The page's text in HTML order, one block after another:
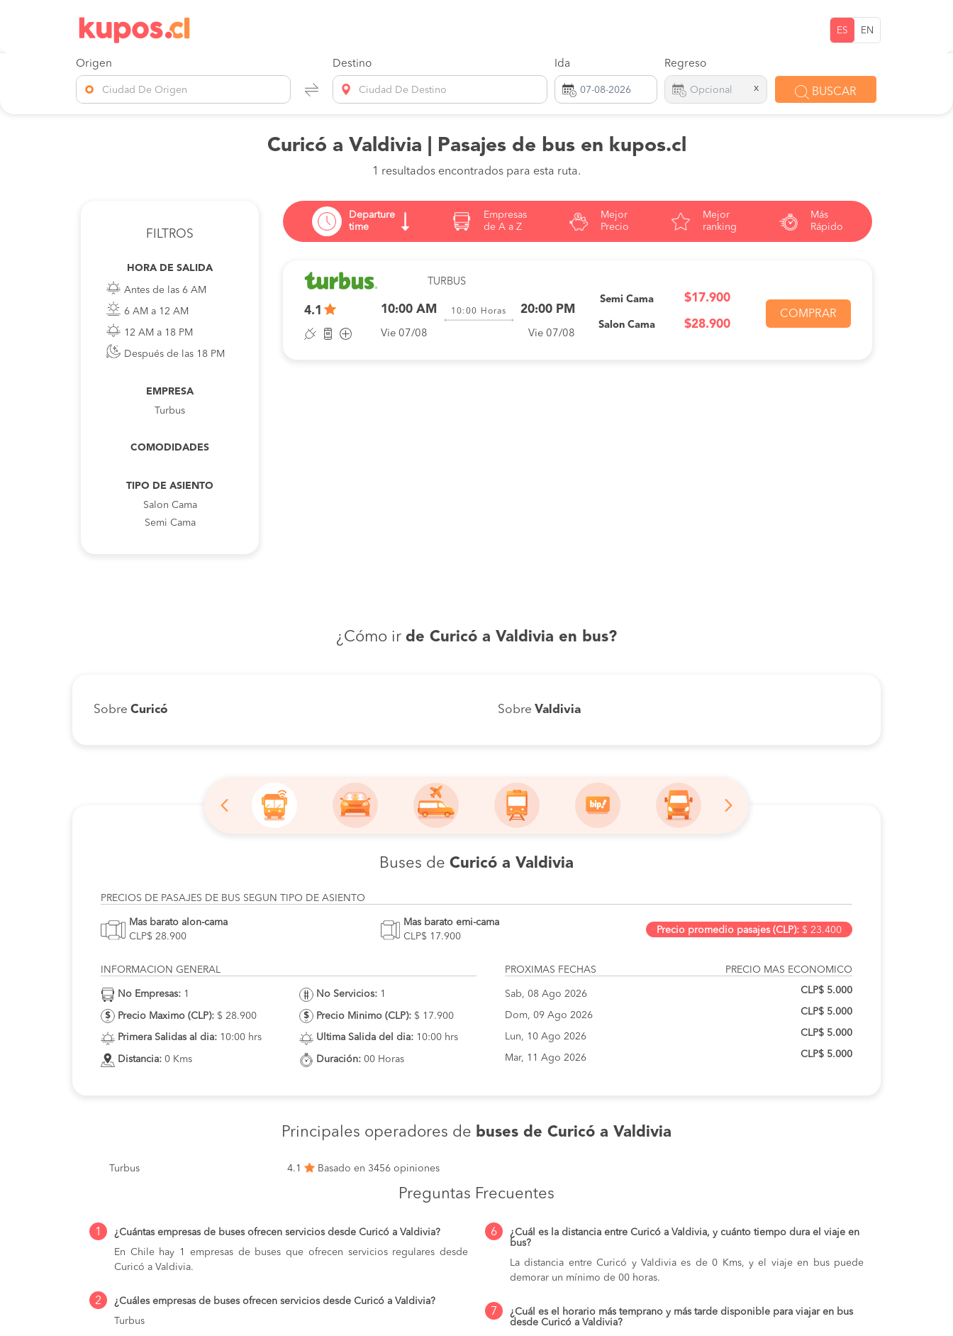
ES EN
Origen
Ciudad De Origen
Destino
Ciudad De Destino
Ida Regreso
x BUSCAR
Curicó a Valdivia | Pasajes de bus en kupos.cl
1 resultados encontrados para esta ruta.
FILTROS
HORA DE SALIDA
Antes de las 6 AM
6 AM a 12 AM
12 AM a 18 PM
Después de las 18 PM
EMPRESA
Turbus
COMODIDADES
TIPO DE ASIENTO
Salon Cama
Semi Cama
Departure
time
Empresas
de A a Z
Mejor
Precio
Mejor
ranking
Más
Rápido
TURBUS
4.1 10:00 AM 10:00 Horas 20:00 PM
Vie 07/08 Vie 07/08
Semi Cama
Salon Cama
$17.900
$28.900
COMPRAR
¿Cómo ir de Curicó a Valdivia en bus?
Sobre Curicó Sobre Valdivia
Buses de Curicó a Valdivia
PRECIOS DE PASAJES DE BUS SEGUN TIPO DE ASIENTO
Mas barato alon-cama
CLP$ 28.900
Mas barato emi-cama
CLP$ 17.900
Precio promedio pasajes (CLP): $ 23.400
INFORMACION GENERAL
No Empresas: 1
Precio Maximo (CLP): $ 28.900
Primera Salidas al dia: 10:00 hrs
Distancia: 0 Kms
No Servicios: 1
Precio Minimo (CLP): $ 17.900
Ultima Salida del dia: 10:00 hrs
Duración: 00 Horas
PROXIMAS FECHAS PRECIO MAS ECONOMICO
Sab, 08 Ago 2026
Dom, 09 Ago 2026
Lun, 10 Ago 2026
Mar, 11 Ago 2026
CLP$ 5.000
CLP$ 5.000
CLP$ 5.000
CLP$ 5.000
Principales operadores de buses de Curicó a Valdivia
Turbus 4.1 Basado en 3456 opiniones
Preguntas Frecuentes
1
¿Cuántas empresas de buses ofrecen servicios desde Curicó a Valdivia?
En Chile hay 1 empresas de buses que ofrecen servicios regulares desde
Curicó a Valdivia.
2
¿Cuáles empresas de buses ofrecen servicios desde Curicó a Valdivia?
Turbus
6
¿Cuál es la distancia entre Curicó a Valdivia, y cuánto tiempo dura el viaje en
bus?
La distancia entre Curicó y Valdivia es de 0 Kms, y el viaje en bus puede
demorar un mínimo de 00 horas.
7
¿Cuál es el horario más temprano y más tarde disponible para viajar en bus
desde Curicó a Valdivia?